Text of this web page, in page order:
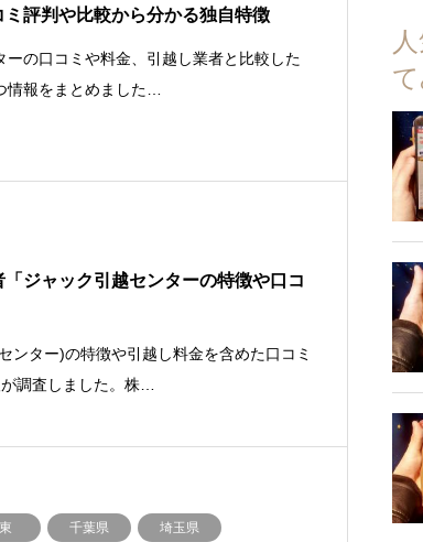
評判や比較から分かる独自特徴
ーの口コミや料金、引越し業者と比較した
情報をまとめました…
ジャック引越センターの特徴や口コ
ンター)の特徴や引越し料金を含めた口コミ
調査しました。株…
千葉県 埼玉県